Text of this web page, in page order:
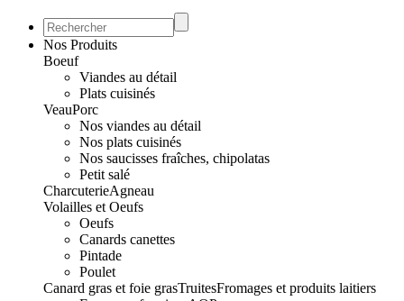
Nos Produits
Boeuf
Viandes au détail
Plats cuisinés
VeauPorc
Nos viandes au détail
Nos plats cuisinés
Nos saucisses fraîches, chipolatas
Petit salé
CharcuterieAgneau
Volailles et Oeufs
Oeufs
Canards canettes
Pintade
Poulet
Canard gras et foie grasTruitesFromages et produits laitiers